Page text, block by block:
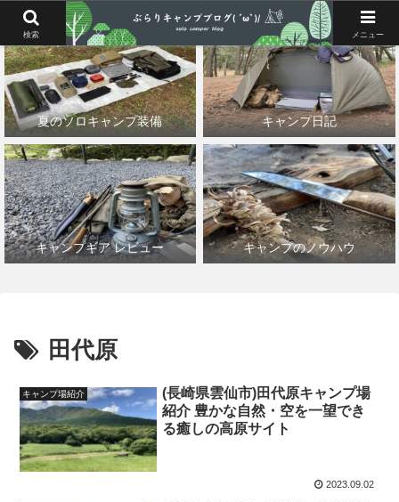
夏のソロキャンプ装備 キャンプ日記
キャンプギア レビュー キャンプのノウハウ
田代原
キャンプ場紹介
(長崎県雲仙市)田代原キャンプ場
紹介 豊かな自然・空を一望でき
る癒しの高原サイト
2023.09.02
検索 メニュー